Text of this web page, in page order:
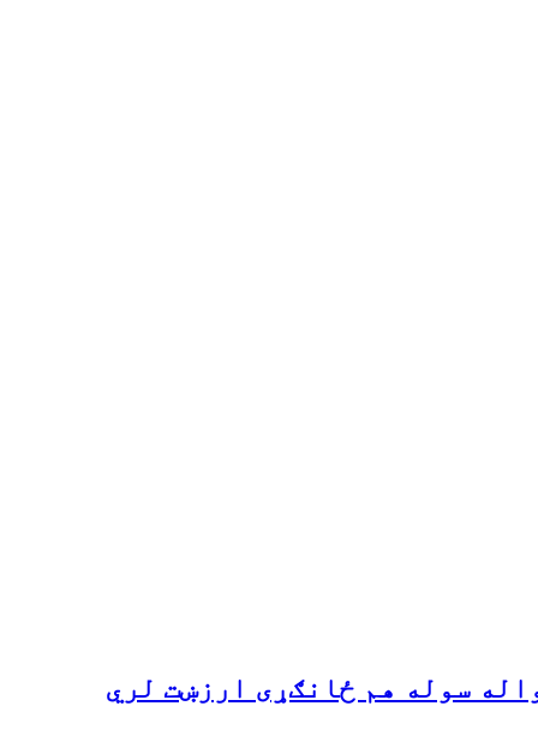
سوله هم ځانګړی ارزښت لري